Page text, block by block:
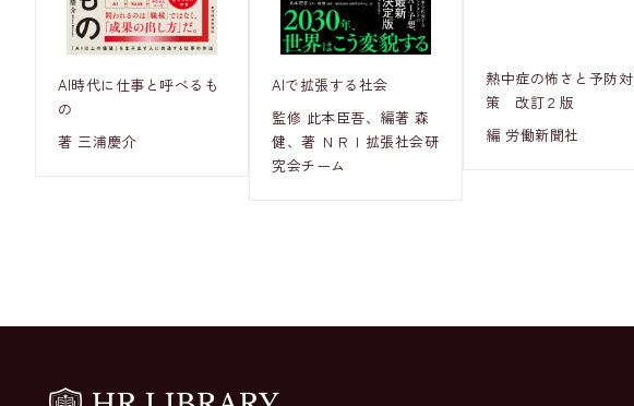
AI時代に仕事と呼べるも
の
著 三浦慶介
AIで拡張する社会
監修 此本臣吾、編著 森
健、著 ＮＲＩ拡張社会研
究会チーム
熱中症の怖さと予防対
策 改訂２版
編 労働新聞社